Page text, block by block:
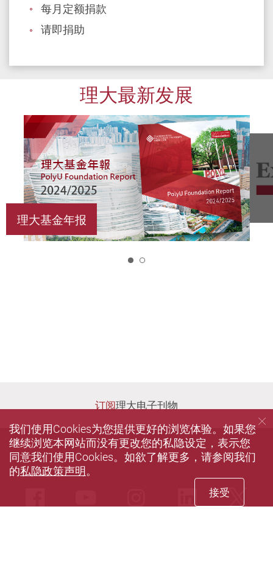
每月定额捐款
请即捐助
理大最新发展
理大基金年报
订阅理大电子刊物
instagramLinkedIn
我们使用Cookies为您提供更好的浏览体验。如果您
继续浏览本网站而没有更改您的私隐设定，表示您
同意我们使用Cookies。如欲了解更多，请参阅我们
的私隐政策声明。
接受